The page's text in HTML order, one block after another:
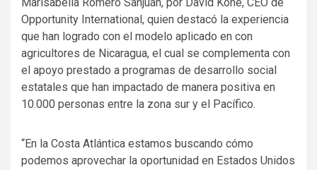
Opportunity International, quien destacó la experiencia
que han logrado con el modelo aplicado en con
agricultores de Nicaragua, el cual se complementa con
el apoyo prestado a programas de desarrollo social
estatales que han impactado de manera positiva en
10.000 personas entre la zona sur y el Pacífico.
“En la Costa Atlántica estamos buscando cómo
podemos aprovechar la oportunidad en Estados Unidos